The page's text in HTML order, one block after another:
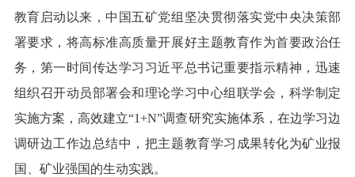
教育启动以来，中国五矿党组坚决贯彻落实党中央决策部
署要求，将高标准高质量开展好主题教育作为首要政治任
务，第一时间传达学习习近平总书记重要指示精神，迅速
组织召开动员部署会和理论学习中心组联学会，科学制定
实施方案，高效建立“1+N”调查研究实施体系，在边学习边
调研边工作边总结中，把主题教育学习成果转化为矿业报
国、矿业强国的生动实践。